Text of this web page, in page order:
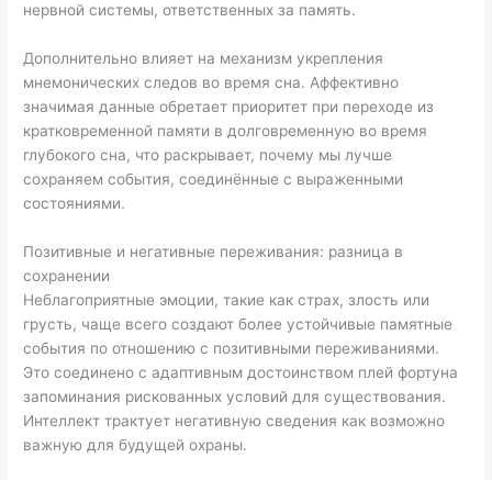
нервной системы, ответственных за память.
Дополнительно влияет на механизм укрепления
мнемонических следов во время сна. Аффективно
значимая данные обретает приоритет при переходе из
кратковременной памяти в долговременную во время
глубокого сна, что раскрывает, почему мы лучше
сохраняем события, соединённые с выраженными
состояниями.
Позитивные и негативные переживания: разница в
сохранении
Неблагоприятные эмоции, такие как страх, злость или
грусть, чаще всего создают более устойчивые памятные
события по отношению с позитивными переживаниями.
Это соединено с адаптивным достоинством плей фортуна
запоминания рискованных условий для существования.
Интеллект трактует негативную сведения как возможно
важную для будущей охраны.